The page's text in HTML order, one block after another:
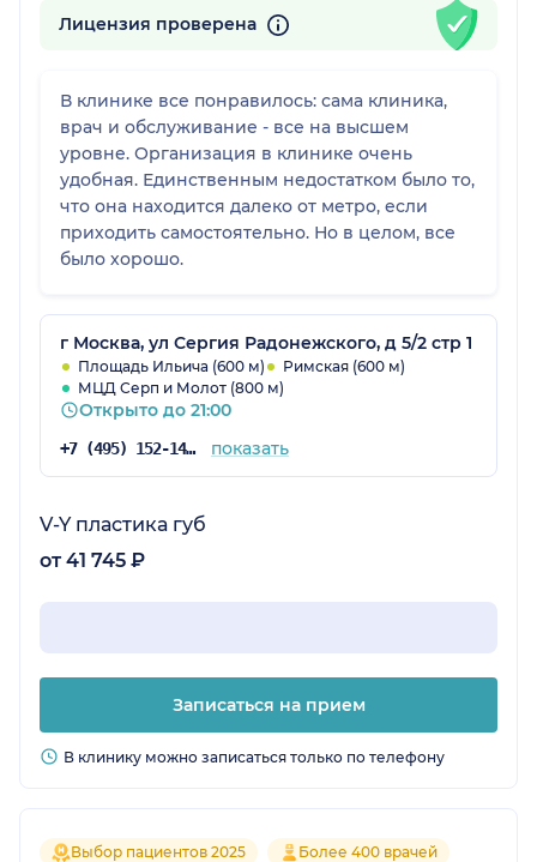
Лицензия проверена
В клинике все понравилось: сама клиника,
врач и обслуживание - все на высшем
уровне. Организация в клинике очень
удобная. Единственным недостатком было то,
что она находится далеко от метро, если
приходить самостоятельно. Но в целом, все
было хорошо.
г Москва, ул Сергия Радонежского, д 5/2 стр 1
Площадь Ильича (600 м)
Римская (600 м)
МЦД Серп и Молот (800 м)
Открыто до 21:00
+7 (495) 152-14-78 показать
V-Y пластика губ
от 41 745 ₽
Записаться на прием
В клинику можно записаться только по телефону
Выбор пациентов 2025 Более 400 врачей